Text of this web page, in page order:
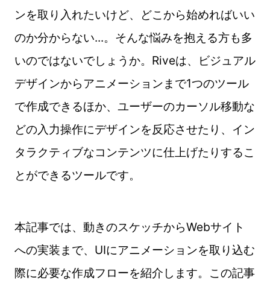
ンを取り入れたいけど、どこから始めればいい
のか分からない...。そんな悩みを抱える方も多
いのではないでしょうか。Riveは、ビジュアル
デザインからアニメーションまで1つのツール
で作成できるほか、ユーザーのカーソル移動な
どの入力操作にデザインを反応させたり、イン
タラクティブなコンテンツに仕上げたりするこ
とができるツールです。
本記事では、動きのスケッチからWebサイト
への実装まで、UIにアニメーションを取り込む
際に必要な作成フローを紹介します。この記事